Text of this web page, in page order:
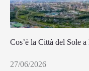
Cos’è la Città del Sole
27/06/2026